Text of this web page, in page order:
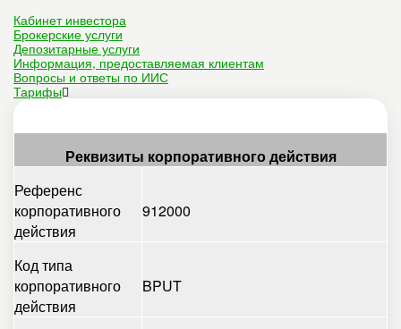
Кабинет инвестора
Брокерские услуги
Депозитарные услуги
Информация, предоставляемая клиентам
Вопросы и ответы по ИИС
Тарифы
Реквизиты корпоративного действия
Референс
корпоративного
действия
912000
Код типа
корпоративного
действия
BPUT